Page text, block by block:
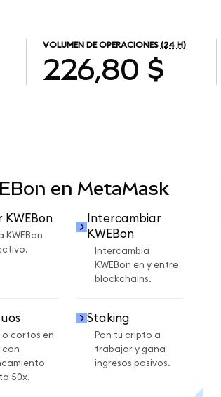
VOLUMEN DE OPERACIONES (24 H)
226,80 $
en MetaMask
KWEBon
KWEBon
Intercambiar
KWEBon
Intercambia
KWEBon en y entre
blockchains.
o cortos en
con
50x.
Staking
Pon tu cripto a
trabajar y gana
ingresos pasivos.